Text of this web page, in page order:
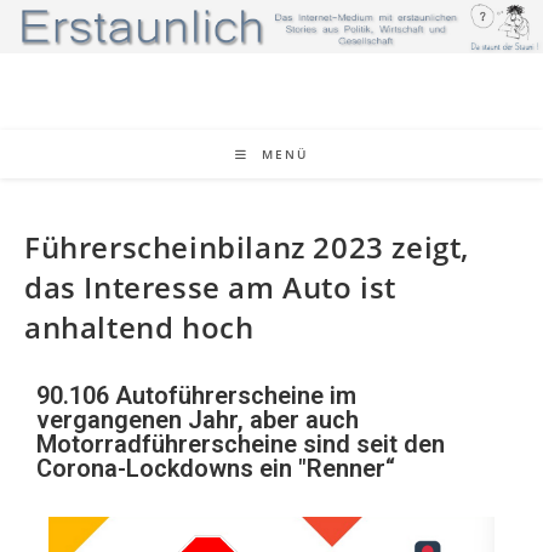
MENÜ
Führerscheinbilanz 2023 zeigt,
das Interesse am Auto ist
anhaltend hoch
90.106 Autoführerscheine im
vergangenen Jahr, aber auch
Motorradführerscheine sind seit den
Corona-Lockdowns ein "Renner“